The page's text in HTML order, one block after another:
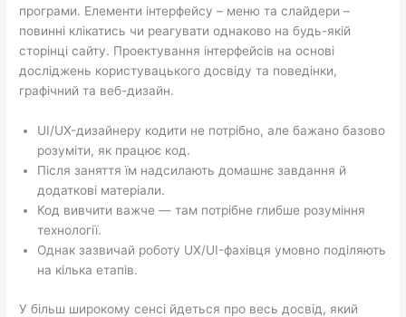
програми. Елементи інтерфейсу – меню та слайдери –
повинні клікатись чи реагувати однаково на будь-якій
сторінці сайту. Проектування інтерфейсів на основі
досліджень користувацького досвіду та поведінки,
графічний та веб-дизайн.
UI/UX-дизайнеру кодити не потрібно, але бажано базово
розуміти, як працює код.
Після заняття їм надсилають домашнє завдання й
додаткові матеріали.
Код вивчити важче — там потрібне глибше розуміння
технології.
Однак зазвичай роботу UX/UI-фахівця умовно поділяють
на кілька етапів.
У більш широкому сенсі йдеться про весь досвід, який